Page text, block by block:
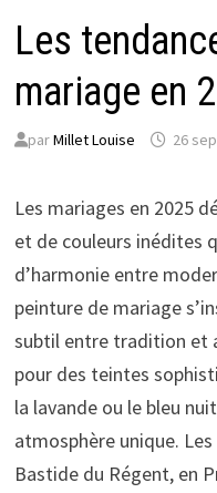
Les
mariage en
parMillet Louise 26
Les mariages en 2025
et de couleurs inédites
d’harmonie entre
peinture de mariage
subtil entre tradition et
pour des teintes
la lavande ou le bleu
atmosphère unique.
Bastide du Régent, en